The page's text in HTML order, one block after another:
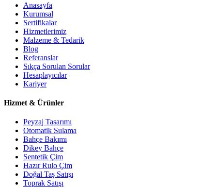
Anasayfa
Kurumsal
Sertifikalar
Hizmetlerimiz
Malzeme & Tedarik
Blog
Referanslar
Sıkça Sorulan Sorular
Hesaplayıcılar
Kariyer
Hizmet & Ürünler
Peyzaj Tasarımı
Otomatik Sulama
Bahçe Bakımı
Dikey Bahçe
Sentetik Çim
Hazır Rulo Çim
Doğal Taş Satışı
Toprak Satışı